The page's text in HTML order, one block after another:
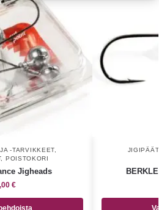
-TARVIKKEET,
, POISTOKORI
Jigheads
€